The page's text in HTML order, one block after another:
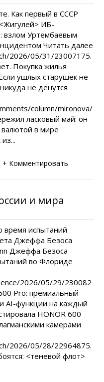
Как первый в СССР
ИБ-
взлом Уртембаевым
Читать далее
2026/05/31/23007175.
Покупка жилья
ушлых старушек не
не денутся
column/mironova/
ласковый май: он
валютой в мире
+ Комментировать
и мира
время испытаний
Джеффа Безоса
Джеффа Безоса
во Флориде
2026/05/29/230082
Pro: премиальный
AI-функции на каждый
HONOR 600
камерами
2026/05/28/22964875.
<теневой флот>